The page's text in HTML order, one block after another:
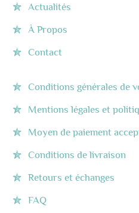
Actualités
À Propos
Contact
Conditions générales de
Mentions légales et
Moyen de paiement
Conditions de livraison
Retours et échanges
FAQ